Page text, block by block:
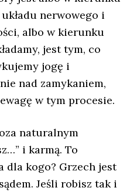
nerwowego i
albo w kierunku
jest tym, co
jogę i
nad zamykaniem,
w tym procesie.
naturalnym
i karmą. To
dla kogo? Grzech jest
Jeśli robisz tak i